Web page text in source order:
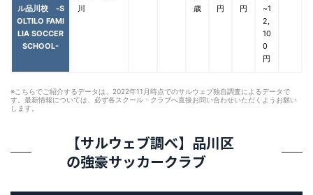
ル品川校 -S
OLTILO FAMI
LIA SOCCER
SCHOOL-
川
歳
円
円
~1
2,
10
0
円
※こちらでご紹介するデータは、2022年11月時点でのサルウェブ独自調査によるデータで
す。最新情報については、必ず各スクール・クラブへ直接お問い合わせいただくようお願い
します。
【サルウェブ調べ】品川区
の強豪サッカークラブ